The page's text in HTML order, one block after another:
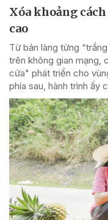
Xóa khoảng
cao
Từ bản làng từng
trên không gian mạng,
cửa" phát triển cho
phía sau, hành trình ấy